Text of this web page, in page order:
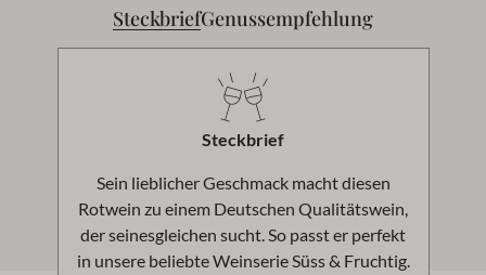
SteckbriefGenussempfehlung
Steckbrief
Sein lieblicher Geschmack macht diesen
Rotwein zu einem Deutschen Qualitätswein,
der seinesgleichen sucht. So passt er perfekt
in unsere beliebte Weinserie Süss & Fruchtig.